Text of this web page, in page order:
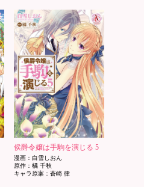
侯爵令嬢は手駒を演じる 5
漫画：白雪しおん
原作：橘 千秋
キャラ原案：蒼崎 律